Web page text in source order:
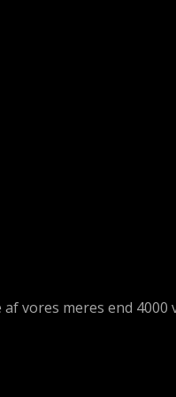
vores meres end 4000